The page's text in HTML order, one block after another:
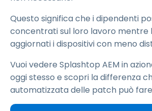
Questo significa che i dipendenti
concentrati sul loro lavoro mentre
aggiornati i dispositivi con meno
Vuoi vedere Splashtop AEM in
oggi stesso e scopri la differenza
automatizzata delle patch può